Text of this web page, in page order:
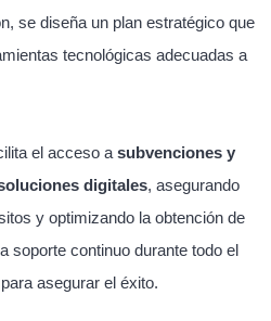
se diseña un plan estratégico que
tecnológicas adecuadas a
el acceso a subvenciones y
digitales, asegurando
y optimizando la obtención de
soporte continuo durante todo el
asegurar el éxito.